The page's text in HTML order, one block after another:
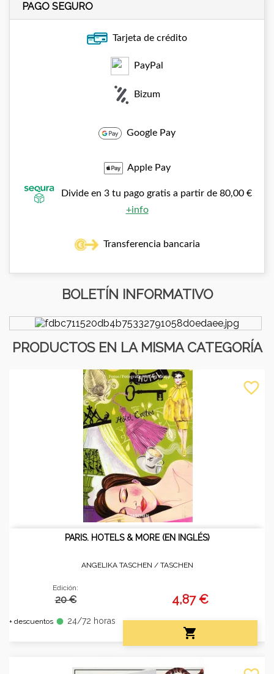
PAGO SEGURO
Tarjeta de crédito
PayPal
Bizum
Google Pay
Apple Pay
Divide en 3 tu pago gratis a partir de 80,00 €
+info
Transferencia bancaria
BOLETÍN INFORMATIVO
PRODUCTOS EN LA MISMA CATEGORÍA
PARIS. HOTELS & MORE (EN INGLÉS)
ANGELIKA TASCHEN / TASCHEN
Edición:
20 €
+ descuentos fiber_manual_record 24/72 horas
4,87 €

favorite_border